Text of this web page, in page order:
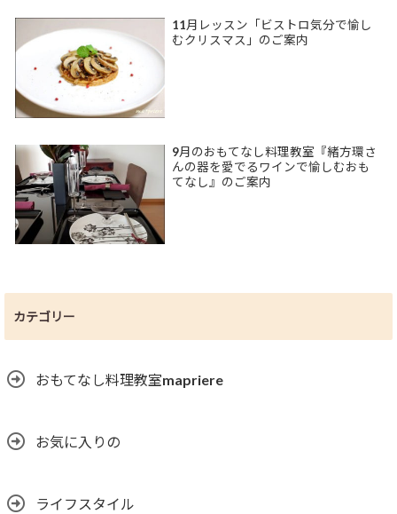
11月レッスン「ビストロ気分で愉し
むクリスマス」のご案内
9月のおもてなし料理教室『緒方環さ
んの器を愛でるワインで愉しむおも
てなし』のご案内
カテゴリー
おもてなし料理教室mapriere
お気に入りの
ライフスタイル